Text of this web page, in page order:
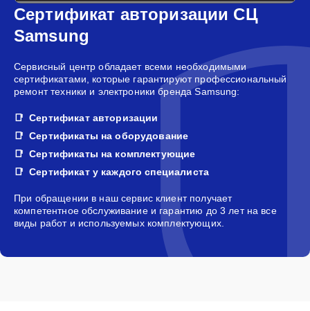
Сертификат авторизации СЦ
Samsung
Сервисный центр обладает всеми необходимыми
сертификатами, которые гарантируют профессиональный
ремонт техники и электроники бренда Samsung:
Сертификат авторизации
Сертификаты на оборудование
Сертификаты на комплектующие
Сертификат у каждого специалиста
При обращении в наш сервис клиент получает
компетентное обслуживание и гарантию до 3 лет на все
виды работ и используемых комплектующих.